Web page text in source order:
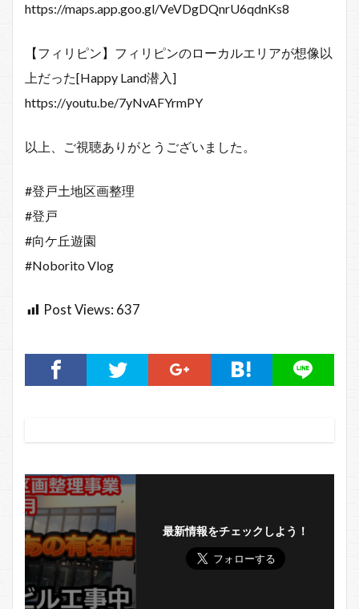
https://maps.app.goo.gl/VeVDgDQnrU6qdnKs8
【フィリピン】フィリピンのローカルエリアが想像以
上だった[Happy Land潜入]
https://youtu.be/7yNvAFYrmPY
以上、ご視聴ありがとうございました。
#登戸土地区画整理
#登戸
#向ケ丘遊園
#Noborito Vlog
Post Views: 637
最新情報をチェックしよう！